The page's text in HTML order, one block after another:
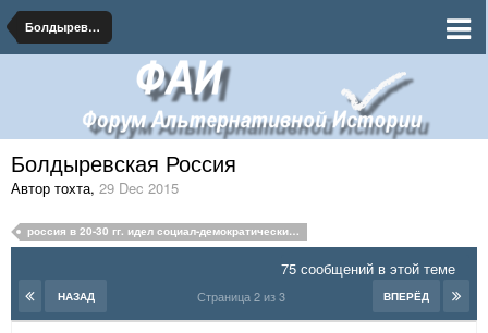
Болдыревская Россия
Болдыревская Россия
Автор тохта, 29 Dec 2015
россия в 20-30 гг. идел социал-демократическим путем
75 сообщений в этой теме
НАЗАД ВПЕРЁД
Страница 2 из 3